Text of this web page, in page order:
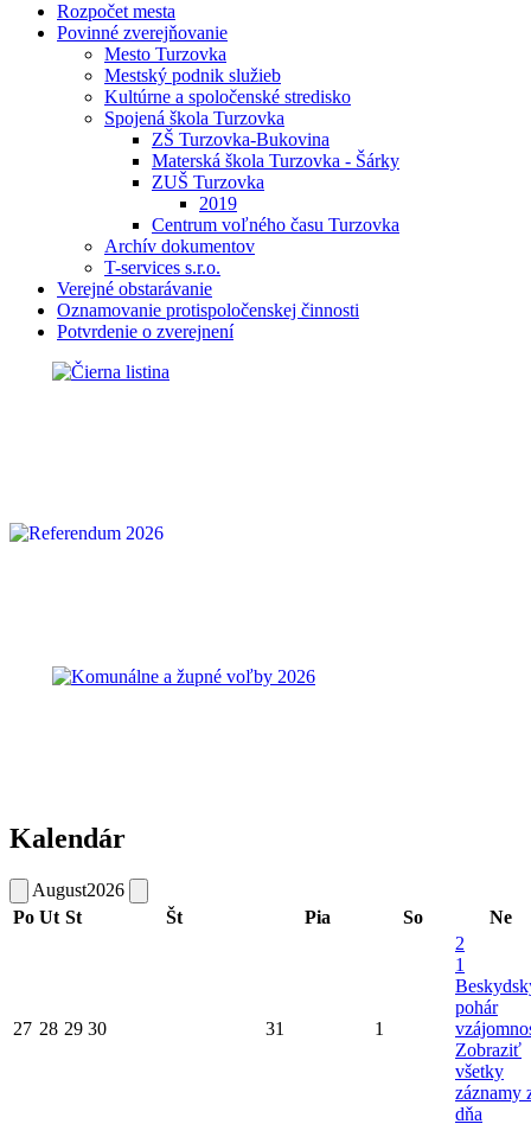
Rozpočet mesta
Povinné zverejňovanie
Mesto Turzovka
Mestský podnik služieb
Kultúrne a spoločenské stredisko
Spojená škola Turzovka
ZŠ Turzovka-Bukovina
Materská škola Turzovka - Šárky
ZUŠ Turzovka
2019
Centrum voľného času Turzovka
Archív dokumentov
T-services s.r.o.
Verejné obstarávanie
Oznamovanie protispoločenskej činnosti
Potvrdenie o zverejnení
Kalendár
August2026
Po Ut St Št Pia So Ne
27 28 29 30 31 1
2
1
pohár
Zobraziť
všetky
záznamy
dňa